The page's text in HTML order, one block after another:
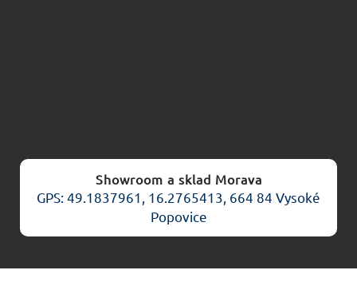
Showroom a sklad Morava
GPS: 49.1837961, 16.2765413, 664 84 Vysoké
Popovice